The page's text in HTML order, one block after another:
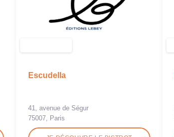
Escudella
41, avenue de Ségur
75007, Paris